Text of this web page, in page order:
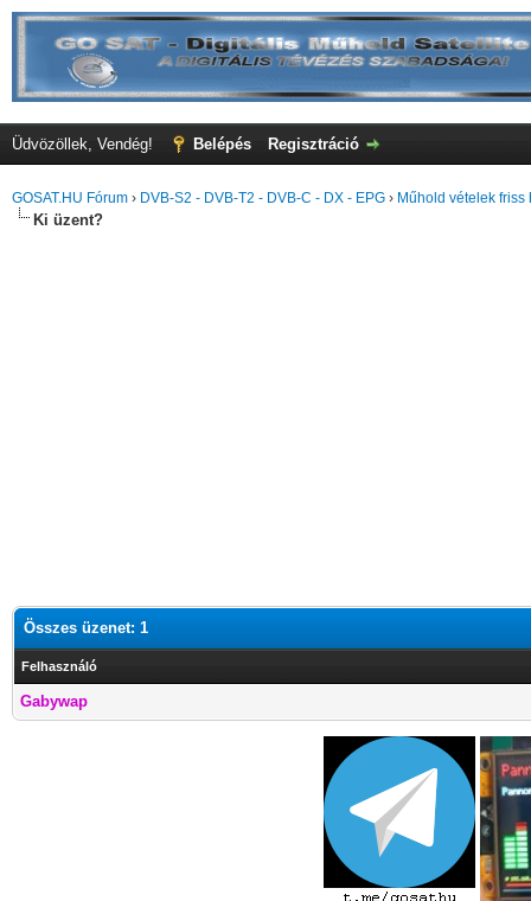
Üdvözöllek, Vendég! Belépés Regisztráció
GOSAT.HU Fórum › DVB-S2 - DVB-T2 - DVB-C - DX - EPG › Műhold vételek friss
Ki üzent?
Összes üzenet: 1
Felhasználó
Gabywap